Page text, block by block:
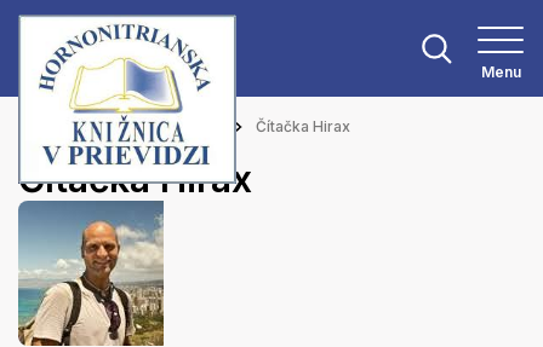
Menu
Hlavná stránka Aktuality Čítačka Hirax
Čítačka Hirax